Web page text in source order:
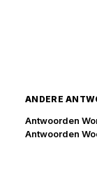
ANDERE
Antwoorden
Antwoorden